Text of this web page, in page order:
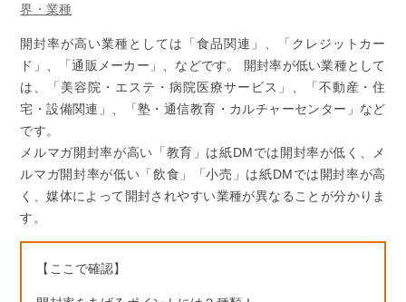
界・業種
開封率が高い業種としては「食品関連」、「クレジットカー
ド」、「通販メーカー」、などです。 開封率が低い業種として
は、「美容院・エステ・病院医療サービス」、「不動産・住
宅・設備関連」、「塾・通信教育・カルチャーセンター」など
です。
メルマガ開封率が高い「教育」は紙DMでは開封率が低く、メ
ルマガ開封率が低い「飲食」「小売」は紙DMでは開封率が高
く、媒体によって開封されやすい業種が異なることが分かりま
す。
【ここで確認】